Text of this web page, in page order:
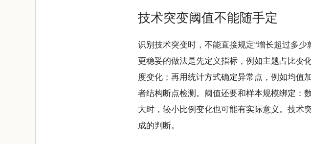
技术突变阈值不能随手定
识别技术突变时，不能直接规定“增长超过多少
更稳妥的做法是先定义指标，例如主题占比变
度变化；再用统计方式确定异常点，例如均值
者结构断点检测。阈值还要和样本规模绑定：
大时，较小比例变化也可能有实际意义。技术
成的判断。